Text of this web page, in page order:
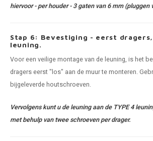
hiervoor - per houder - 3 gaten van 6 mm (pluggen
Stap 6: Bevestiging - eerst
leuning.
Voor een veilige montage van de leuning, is het
dragers eerst "los" aan de muur te monteren.
bijgeleverde houtschroeven.
Vervolgens kunt u de leuning aan de TYPE 4
met behulp van twee schroeven per drager.